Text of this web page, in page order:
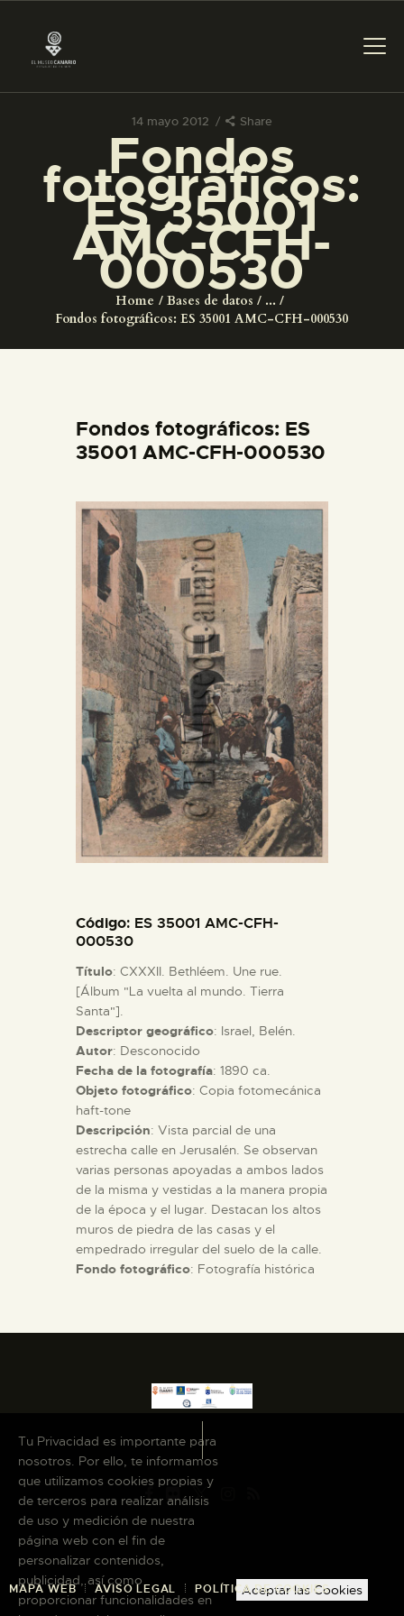
14 mayo 2012 Share
Fondos
fotográficos:
ES 35001
AMC-CFH-
000530
Home Bases de datos
...
Fondos fotográficos: ES 35001 AMC-CFH-000530
PREPARAR LA VISITA
ACTIVIDADES
█
EL MUSEO
DIDÁCTICA
PREPARAR LA VISITA
ACTIVIDADES
█
EL MUSEO
COLECCIONES
DIDÁCTICA
ESPAÑOL
Fondos fotográficos: ES
35001 AMC-CFH-000530
Código: ES 35001 AMC-CFH-
000530
Título: CXXXII. Bethléem. Une rue.
[Álbum "La vuelta al mundo. Tierra
Santa"].
Descriptor geográfico: Israel, Belén.
Autor: Desconocido
Fecha de la fotografía: 1890 ca.
Objeto fotográfico: Copia fotomecánica
haft-tone
Descripción: Vista parcial de una
estrecha calle en Jerusalén. Se observan
varias personas apoyadas a ambos lados
de la misma y vestidas a la manera propia
de la época y el lugar. Destacan los altos
muros de piedra de las casas y el
empedrado irregular del suelo de la calle.
Fondo fotográfico: Fotografía histórica
MAPA WEB AVISO LEGAL POLÍTICA DE COOKIES
Tu Privacidad es importante para
nosotros. Por ello, te informamos
que utilizamos cookies propias y
de terceros para realizar análisis
de uso y medición de nuestra
página web con el fin de
personalizar contenidos,
publicidad, así como
proporcionar funcionalidades en
Aceptar las Cookies